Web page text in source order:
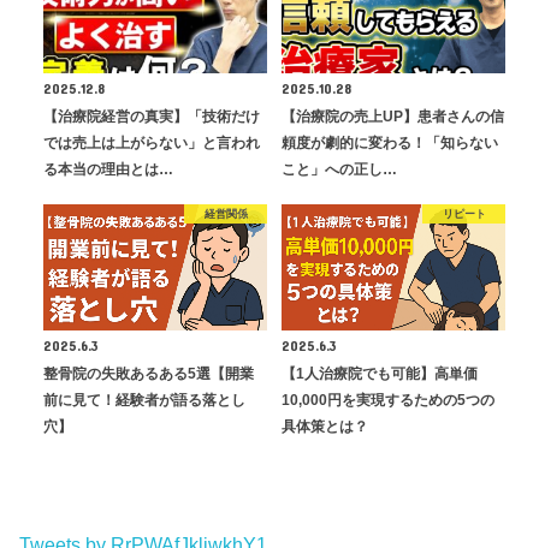
2025.12.8
【治療院経営の真実】「技術だけ
では売上は上がらない」と言われ
る本当の理由とは…
2025.10.28
【治療院の売上UP】患者さんの信
頼度が劇的に変わる！「知らない
こと」への正し…
経営関係
2025.6.3
整骨院の失敗あるある5選【開業
前に見て！経験者が語る落とし
穴】
リピート
2025.6.3
【1人治療院でも可能】高単価
10,000円を実現するための5つの
具体策とは？